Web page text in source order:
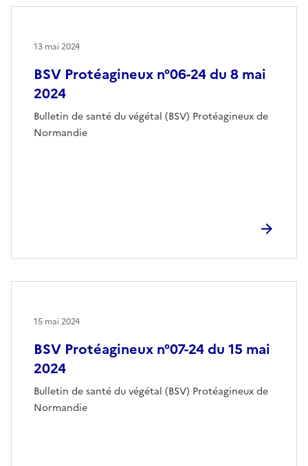
BSV Protéagineux n°06-24 du 8 mai
2024
Bulletin de santé du végétal (BSV) Protéagineux de
Normandie
13 mai 2024
BSV Protéagineux n°07-24 du 15 mai
2024
Bulletin de santé du végétal (BSV) Protéagineux de
Normandie
15 mai 2024